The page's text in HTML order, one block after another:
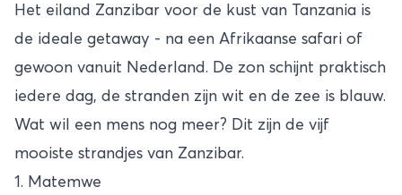
Het eiland Zanzibar voor de kust van Tanzania is
de ideale getaway - na een Afrikaanse safari of
gewoon vanuit Nederland. De zon schijnt praktisch
iedere dag, de stranden zijn wit en de zee is blauw.
Wat wil een mens nog meer? Dit zijn de vijf
mooiste strandjes van Zanzibar.
1. Matemwe